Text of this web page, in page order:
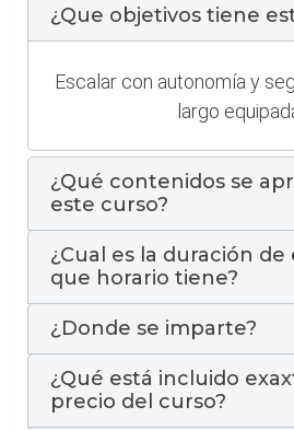
¿Que objetivos tiene
Escalar con autonomía y
largo
¿Qué contenidos se
este curso?
¿Cual es la duración
que horario tiene?
¿Donde se imparte?
¿Qué está incluido
precio del curso?